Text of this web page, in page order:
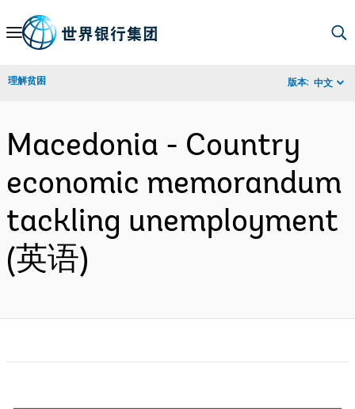
Skip
Navigation
理解贫困 版本: 中文
Macedonia - Country
economic memorandum
tackling unemployment
(英语)